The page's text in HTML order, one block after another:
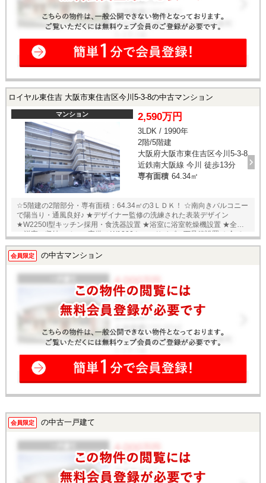
ロイヤル東住吉 大阪市東住吉区今川5-3-8の中古マンション
マンション 2,590万円
3LDK / 1990年
2階/5階建
大阪府大阪市東住吉区今川5-3-8
近鉄南大阪線 今川 徒歩13分
専有面積 64.34㎡
☆5階建の2階部分・専有面積：64.34㎡の3ＬＤＫ！ ☆南向きバルコニー
で陽当り・通風良好♪ ★デザイナー監修の洗練された表装デザイン
★W2250I型キッチン採用・食洗器設置 ★浴室に浴室乾燥機設置 ★全て
の洋室に収納スペース完備 ★W1200トールサイズの下足箱設置 ★全ての
ン設置可能 ☆2026年6月中旬フルリノベーション完成予定！ ・キッチ
ン・ユニットバス・トイレ新調 ・洗面化粧台・洗濯パン新調 ・LDKフロ
ーリング張替・美装工事他 ☆オートロックでセキュリティ完備！ ☆近隣
にはスーパー、コンビニ、郵便局や病院もあり生活に便利な環境です♪ ★
只今、内覧予約受付中です！★ 当店までお電話いただくか、もしくは24
時間対応可能「内覧予約・お問い合わせ」フォームよりお問い合わせ下
さい！ ※当社ではネットで他社様が広告している物件も同時に紹介・案
内可能です。 併せて内覧を希望される際は、物件名を担当者までお申し
付け下さい。
会員限定 の中古マンション
会員限定 の中古一戸建て